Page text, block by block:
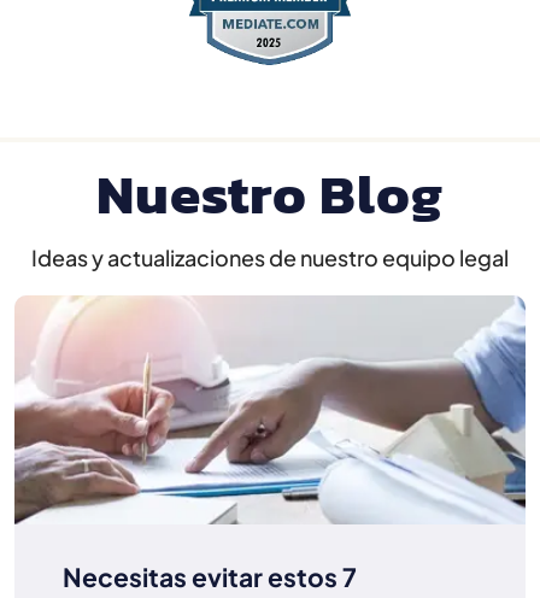
Nuestro Blog
Ideas y actualizaciones de nuestro equipo legal
Necesitas evitar estos 7